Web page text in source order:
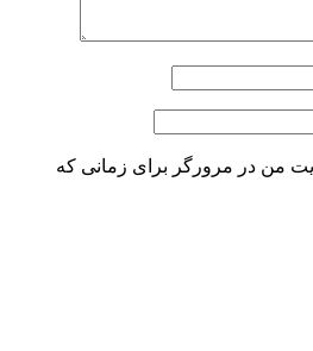
من در مرورگر برای زمانی که